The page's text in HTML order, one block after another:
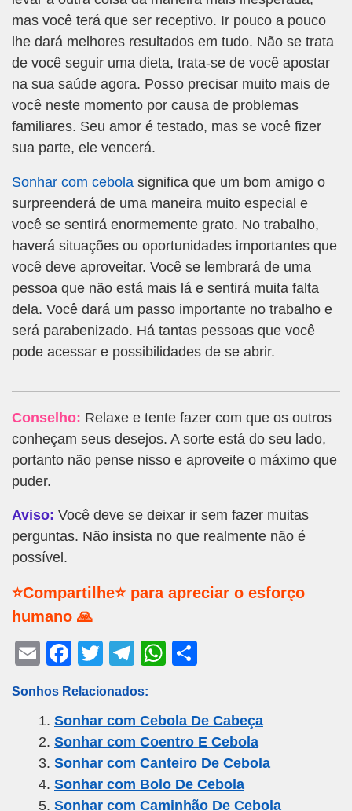
mas você terá que ser receptivo. Ir pouco a pouco
lhe dará melhores resultados em tudo. Não se trata
de você seguir uma dieta, trata-se de você apostar
na sua saúde agora. Posso precisar muito mais de
você neste momento por causa de problemas
familiares. Seu amor é testado, mas se você fizer
sua parte, ele vencerá.
Sonhar com cebola significa que um bom amigo o
surpreenderá de uma maneira muito especial e
você se sentirá enormemente grato. No trabalho,
haverá situações ou oportunidades importantes que
você deve aproveitar. Você se lembrará de uma
pessoa que não está mais lá e sentirá muita falta
dela. Você dará um passo importante no trabalho e
será parabenizado. Há tantas pessoas que você
pode acessar e possibilidades de se abrir.
Conselho: Relaxe e tente fazer com que os outros
conheçam seus desejos. A sorte está do seu lado,
portanto não pense nisso e aproveite o máximo que
puder.
Aviso: Você deve se deixar ir sem fazer muitas
perguntas. Não insista no que realmente não é
possível.
⭐Compartilhe⭐ para apreciar o esforço
humano 🙏
E
ail
F
c
e
b
o
o
T
tt
er
T
e
gr
a
m
W
s
A
p
p
e
Sonhos Relacionados:
Sonhar com Cebola De Cabeça
Sonhar com Coentro E Cebola
Sonhar com Canteiro De Cebola
Sonhar com Bolo De Cebola
Sonhar com Caminhão De Cebola